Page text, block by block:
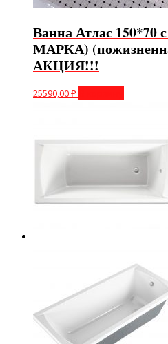
Ванна Атлас 150*70
МАРКА)
АКЦИЯ!!!
25590,00₽